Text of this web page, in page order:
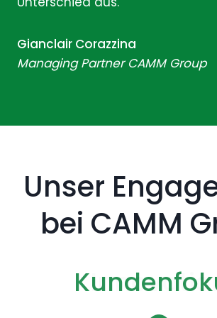
Gianclair Corazzina
Managing Partner CAMM Group
Unser
bei CAMM
Qualität